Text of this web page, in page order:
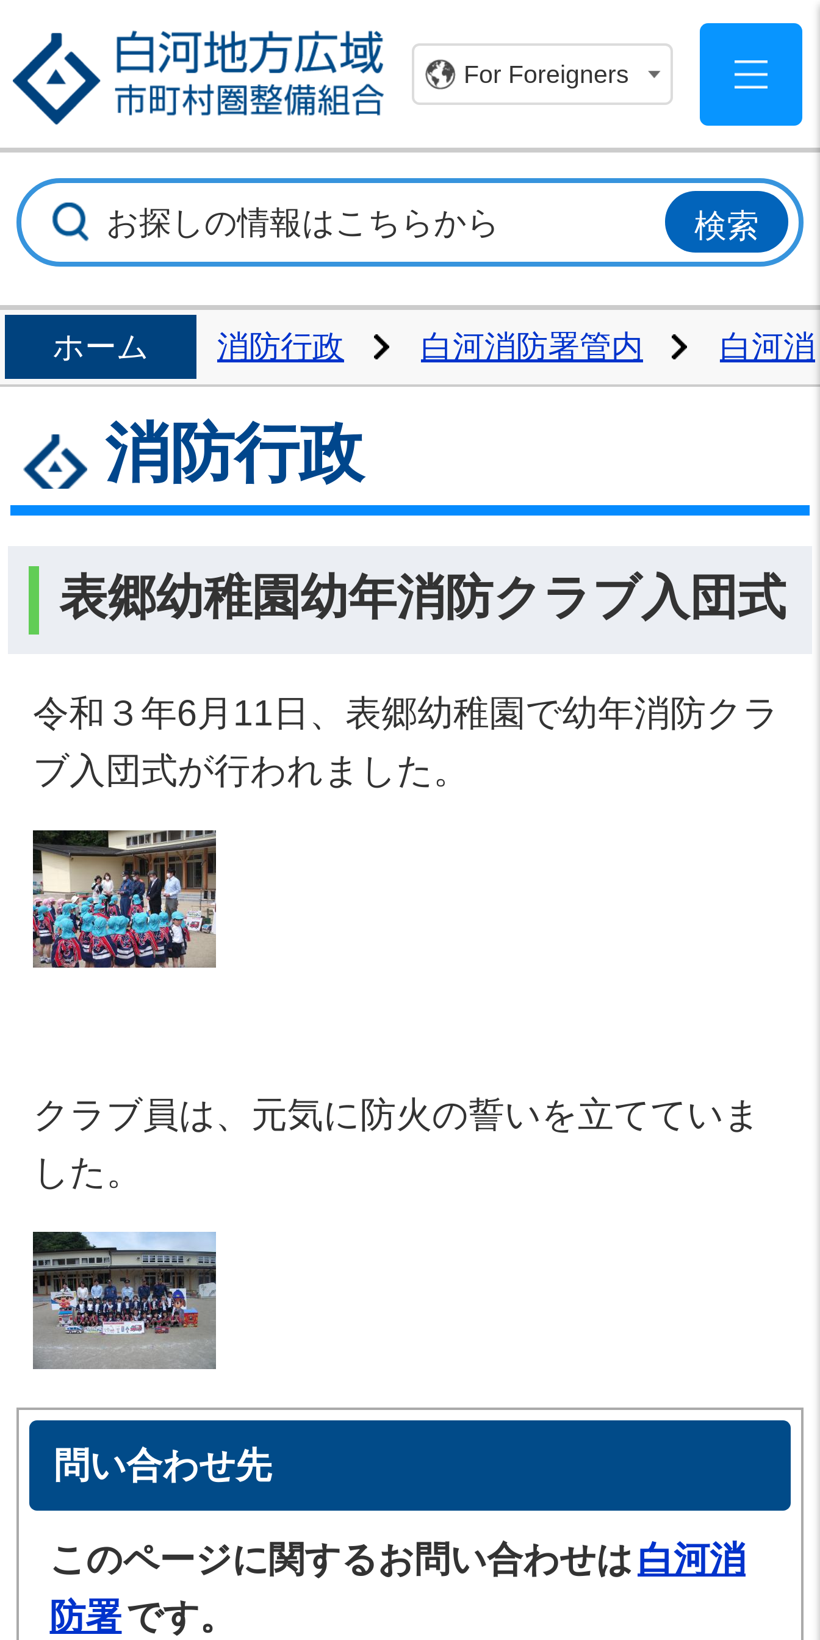
白
For Foreigners
ホーム 消防行政 白河消防署管内 白河
消防行政
表郷幼稚園幼年消防クラブ入団式
令和３年6月11日、表郷幼稚園で幼年消防クラ
ブ入団式が行われました。
クラブ員は、元気に防火の誓いを立てていま
した。
問い合わせ先
このページに関するお問い合わせは 白河消
防署です。